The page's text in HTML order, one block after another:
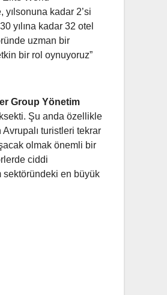
yılsonuna kadar 2’si
yılına kadar 32 otel
uzman bir
bir rol oynuyoruz”
Group Yönetim
Şu anda özellikle
turistleri tekrar
olmak önemli bir
ciddi
sektöründeki en büyük